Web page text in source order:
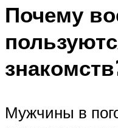
Почему
Мужчины в